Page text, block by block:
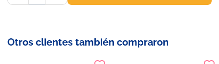
Otros clientes también compraron